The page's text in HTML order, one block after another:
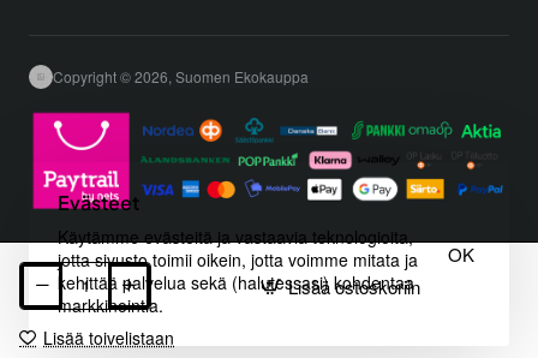
Evästeet
Käytämme evästeitä ja vastaavia teknologioita,
jotta sivusto toimii oikein, jotta voimme mitata ja
kehittää palvelua sekä (halutessasi) kohdentaa
markkinointia.
OK
Lisää ostoskoriin
Lisää toivelistaan
Copyright © 2026, Suomen Ekokauppa